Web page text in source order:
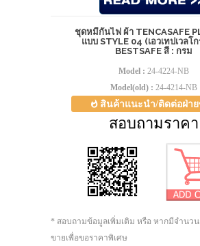
ชุดหมีกันไฟ ผ้า TENCASAFE
แบบ STYLE 04 (เอวเทปเวลโ
BESTSAFE สี : กรม
Model : 24-4224-NB
Model(old) : 24-4214-NB
สินค้าแนะนำ/ติดต่อฝ่าย
สอบถามราคา
* สอบถามข้อมูลเพิ่มเติม หรือ หากมีจำนว
ขายเพื่อขอราคาพิเศษ